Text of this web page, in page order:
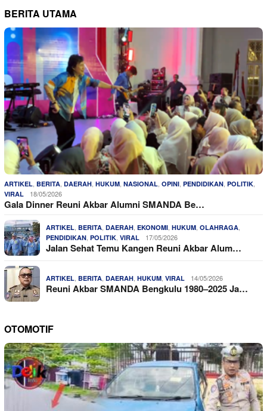
BERITA UTAMA
ARTIKEL BERITA DAERAH HUKUM NASIONAL OPINI PENDIDIKAN POLITIK
VIRAL 18/05/2026
Gala Dinner Reuni Akbar Alumni SMANDA Be…
ARTIKEL BERITA DAERAH EKONOMI HUKUM OLAHRAGA
PENDIDIKAN POLITIK VIRAL 17/05/2026
Jalan Sehat Temu Kangen Reuni Akbar Alum…
ARTIKEL BERITA DAERAH HUKUM VIRAL 14/05/2026
Reuni Akbar SMANDA Bengkulu 1980–2025 Ja…
OTOMOTIF